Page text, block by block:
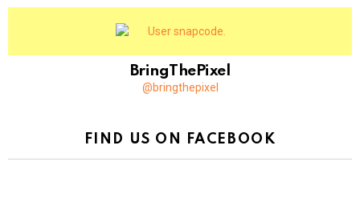
BringThePixel
@bringthepixel
FIND US ON FACEBOOK